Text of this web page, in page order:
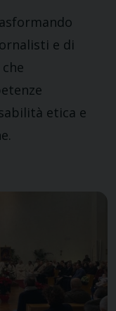
e di
etica e